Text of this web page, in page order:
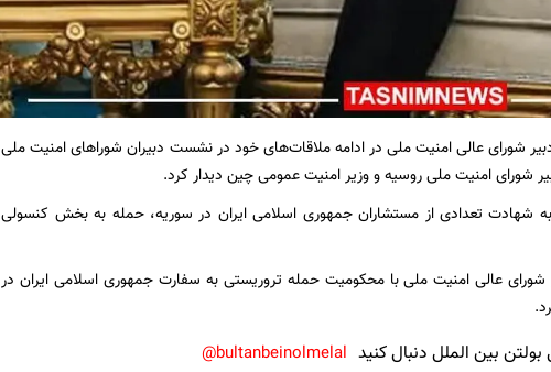
شورای عالی امنیت ملی در ادامه ملاقات‌های خود در نشست دبيران شوراهای امنیت ملی
شورای امنیت ملی روسيه و وزير امنیت عمومی چین دیدار کرد.
شهادت‌ تعدادی از مستشاران جمهوری اسلامی ایران در سوریه، حمله‌ به‌ بخش کنسولی
عالی امنیت ملی با محکومیت حمله‌ تروریستی به سفارت جمهوری اسلامی ایران در
بین الملل دنبال کنید bultanbeinolmelal@